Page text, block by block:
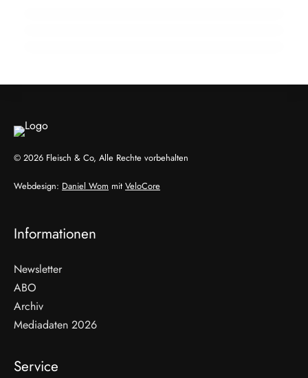
© 2026 Fleisch & Co, Alle Rechte vorbehalten
Webdesign: Daniel Wom mit VeloCore
Informationen
Newsletter
ABO
Archiv
Mediadaten 2026
Service